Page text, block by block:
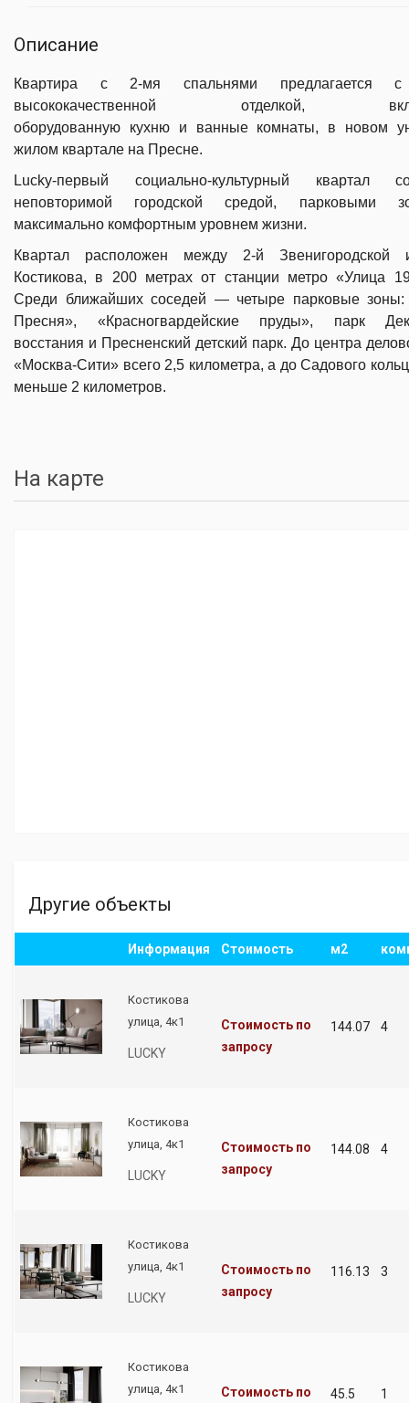
Описание
Квартира с 2-мя спальнями предлагается с
высококачественной отделкой,
оборудованную кухню и ванные комнаты, в новом
жилом квартале на Пресне.
Lucky-первый социально-культурный квартал
неповторимой городской средой, парковыми
максимально комфортным уровнем жизни.
Квартал расположен между 2-й Звенигородской
Костикова, в 200 метрах от станции метро «Улица
Среди ближайших соседей — четыре парковые зоны:
Пресня», «Красногвардейские пруды», парк
восстания и Пресненский детский парк. До центра
«Москва-Сити» всего 2,5 километра, а до Садового
меньше 2 километров.
На карте
Другие объекты
Информация Стоимость м2
Костикова
улица, 4к1
LUCKY
Стоимость по
запросу
144.07 4
Костикова
улица, 4к1
LUCKY
Стоимость по
запросу
144.08 4
Костикова
улица, 4к1
LUCKY
Стоимость по
запросу
116.13 3
Костикова
улица, 4к1
Стоимость по 45.5 1